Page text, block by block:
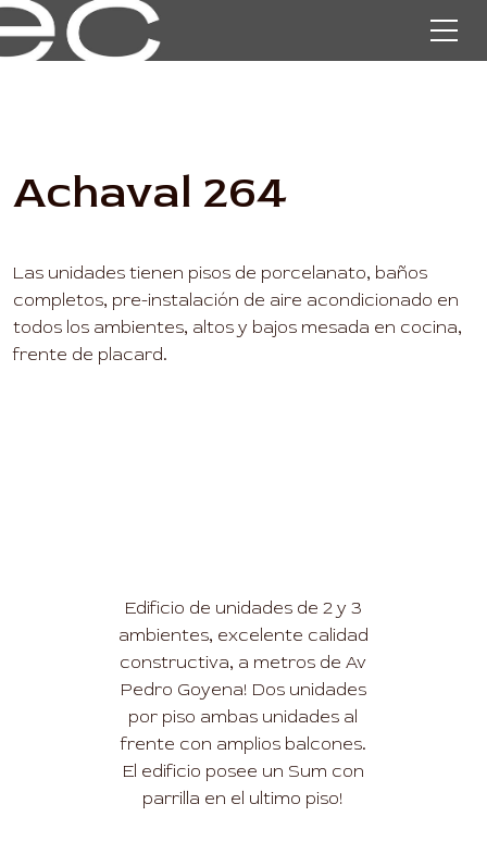
Achaval 264
Las unidades tienen pisos de porcelanato, baños
completos, pre-instalación de aire acondicionado en
todos los ambientes, altos y bajos mesada en cocina,
frente de placard.
Edificio de unidades de 2 y 3
ambientes, excelente calidad
constructiva, a metros de Av
Pedro Goyena! Dos unidades
por piso ambas unidades al
frente con amplios balcones.
El edificio posee un Sum con
parrilla en el ultimo piso!